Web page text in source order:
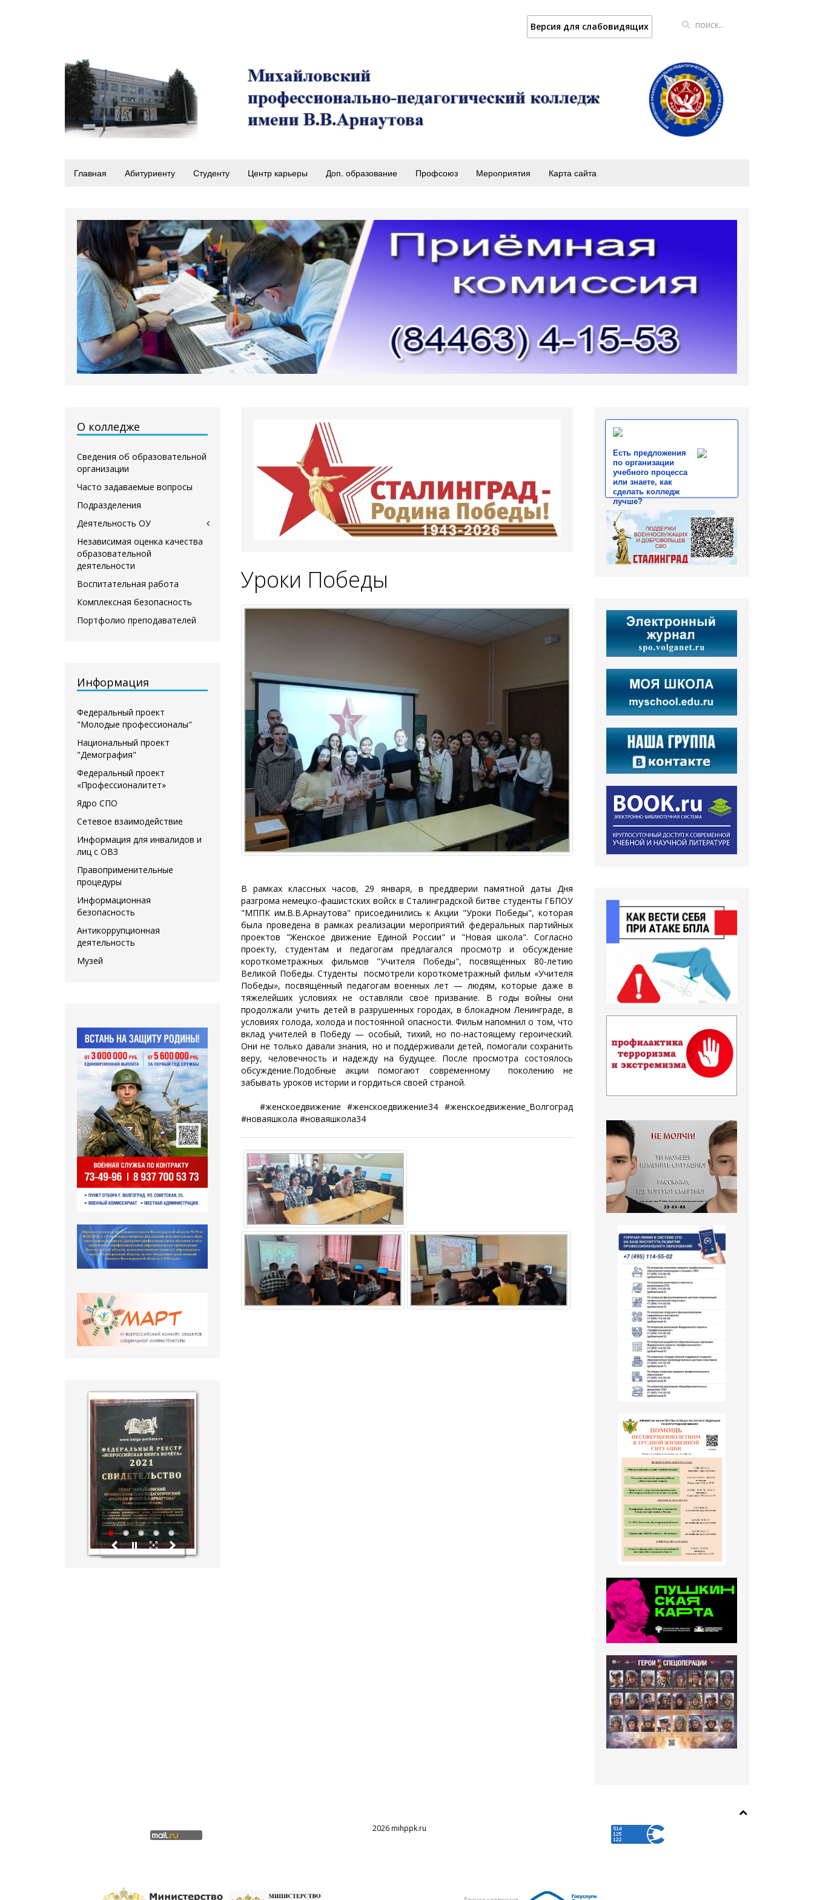
Версия для слабовидящих
Главная Абитуриенту Студенту Центр карьеры Доп. образование Профсоюз Мероприятия Карта сайта
Уроки Победы
В рамках классных часов, 29 января, в преддверии памятной даты Дня
разгрома немецко-фашистских войск в Сталинградской битве студенты ГБПОУ
"МППК им.В.В.Арнаутова" присоединились к Акции "Уроки Победы", которая
была проведена в рамках реализации мероприятий федеральных партийных
проектов "Женское движение Единой России" и "Новая школа". Согласно
проекту, студентам и педагогам предлагался просмотр и обсуждение
короткометражных фильмов "Учителя Победы", посвящённых 80-летию
Великой Победы. Студенты посмотрели короткометражный фильм «Учителя
Победы», посвящённый педагогам военных лет — людям, которые даже в
тяжелейших условиях не оставляли своё призвание. В годы войны они
продолжали учить детей в разрушенных городах, в блокадном Ленинграде, в
условиях голода, холода и постоянной опасности. Фильм напомнил о том, что
вклад учителей в Победу — особый, тихий, но по-настоящему героический.
Они не только давали знания, но и поддерживали детей, помогали сохранить
веру, человечность и надежду на будущее. После просмотра состоялось
обсуждение.Подобные акции помогают современному поколению не
забывать уроков истории и гордиться своей страной.
#женскоедвижение #женскоедвижение34 #женскоедвижение_Волгоград
#новаяшкола #новаяшкола34
О колледже
Сведения об образовательной
организации
Часто задаваемые вопросы
Подразделения
Деятельность ОУ
Независимая оценка качества
образовательной
деятельности
Воспитательная работа
Комплексная безопасность
Портфолио преподавателей
Информация
Федеральный проект
"Молодые профессионалы"
Национальный проект
"Демография"
Федеральный проект
«Профессионалитет»
Ядро СПО
Сетевое взаимодействие
Информация для инвалидов и
лиц с ОВЗ
Правоприменительные
процедуры
Информационная
безопасность
Антикоррупционная
деятельность
Музей
1 2 3 4 5
hislider.com
Есть предложения
по организации
учебного процесса
или знаете, как
сделать колледж
лучше?
2026 mihppk.ru